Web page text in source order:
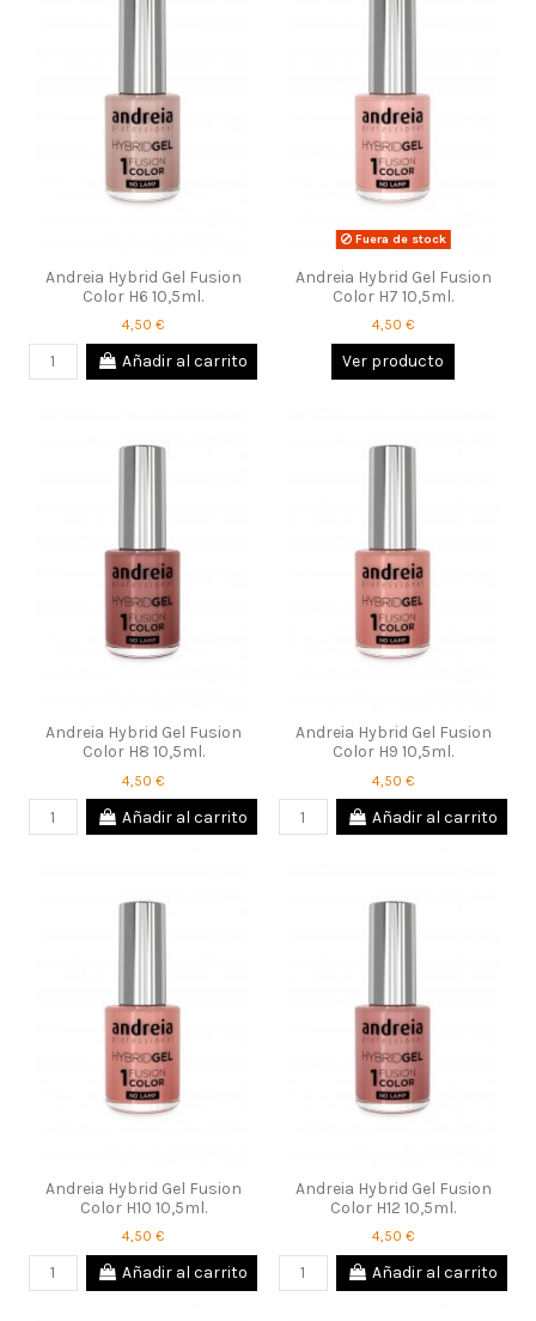
Andreia Hybrid Gel Fusion
Color H6 10,5ml.
4,50 €
Añadir al carrito
Fuera de stock
Andreia Hybrid Gel Fusion
Color H7 10,5ml.
4,50 €
Ver producto
Andreia Hybrid Gel Fusion
Color H8 10,5ml.
4,50 €
Añadir al carrito
Andreia Hybrid Gel Fusion
Color H9 10,5ml.
4,50 €
Añadir al carrito
Andreia Hybrid Gel Fusion
Color H10 10,5ml.
4,50 €
Añadir al carrito
Andreia Hybrid Gel Fusion
Color H12 10,5ml.
4,50 €
Añadir al carrito